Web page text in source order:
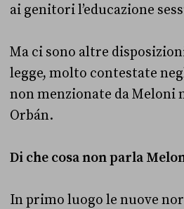
ai genitori l’educazione
Ma ci sono altre
legge, molto contestate
non menzionate da Meloni
Orbán.
Di che cosa non parla
In primo luogo le nuove